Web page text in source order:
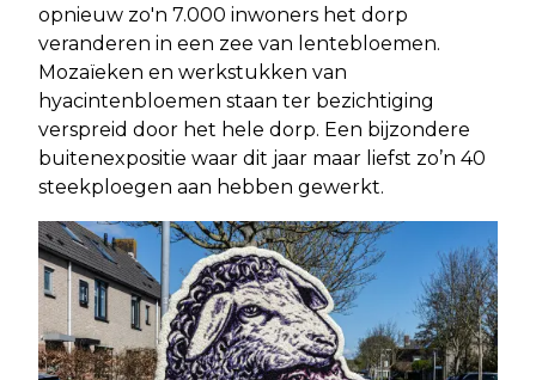
opnieuw zo'n 7.000 inwoners het dorp
veranderen in een zee van lentebloemen.
Mozaïeken en werkstukken van
hyacintenbloemen staan ter bezichtiging
verspreid door het hele dorp. Een bijzondere
buitenexpositie waar dit jaar maar liefst zo’n 40
steekploegen aan hebben gewerkt.